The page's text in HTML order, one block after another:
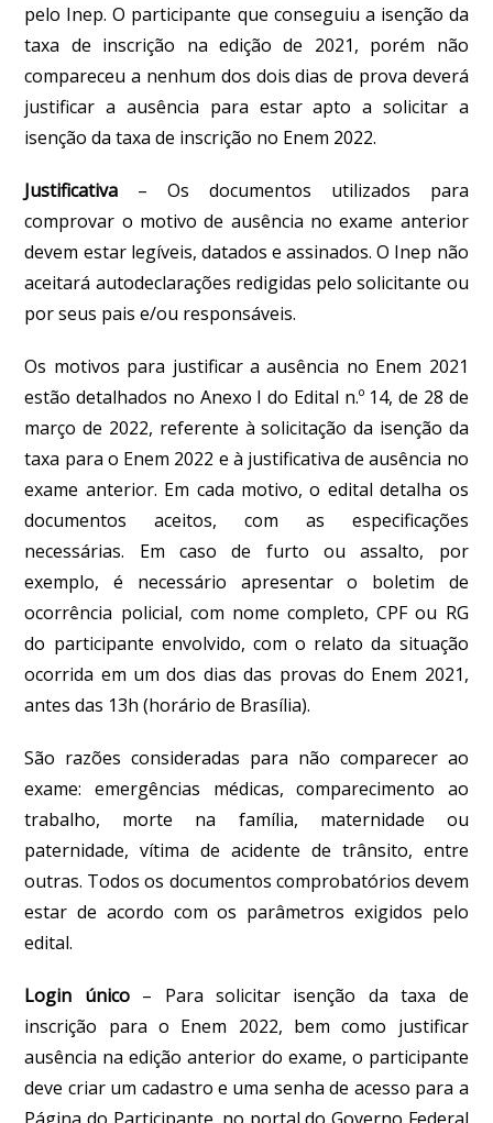
pelo Inep. O participante que conseguiu a isenção da
taxa de inscrição na edição de 2021, porém não
compareceu a nenhum dos dois dias de prova deverá
justificar a ausência para estar apto a solicitar a
isenção da taxa de inscrição no Enem 2022.
Justificativa
– Os documentos utilizados para
comprovar o motivo de ausência no exame anterior
devem estar legíveis, datados e assinados.O Inep não
aceitará autodeclarações redigidas pelo solicitante ou
por seus pais e/ou responsáveis.
Os motivos para justificar a ausência no Enem 2021
estão detalhados no Anexo I do Edital n.º 14, de 28 de
março de 2022, referente à solicitação da isenção da
taxa para o Enem 2022 e à justificativa de ausência no
exame anterior. Em cada motivo, o edital detalha os
documentos aceitos, com as especificações
necessárias. Em caso de furto ou assalto, por
exemplo, é necessário apresentar o boletim de
ocorrência policial, com nome completo, CPF ou RG
do participante envolvido, com o relato da situação
ocorrida em um dos dias das provas do Enem 2021,
antes das 13h (horário de Brasília).
São razões consideradas para não comparecer ao
exame: emergências médicas, comparecimento ao
trabalho, morte na família, maternidade ou
paternidade, vítima de acidente de trânsito, entre
outras. Todos os documentos comprobatórios devem
estar de acordo com os parâmetros exigidos pelo
edital.
Login único– Para solicitar isenção da taxa de
inscrição para o Enem 2022, bem como justificar
ausência na edição anterior do exame, o participante
deve criar um cadastro e uma senha de acesso para a